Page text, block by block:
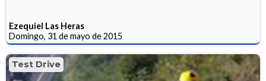
Ezequiel Las Heras
Domingo, 31 de mayo de 2015
Test Drive